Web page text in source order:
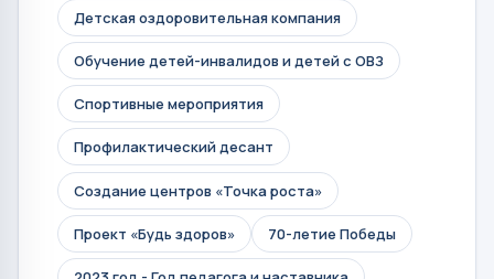
Детская оздоровительная компания
Обучение детей-инвалидов и детей с ОВЗ
Спортивные мероприятия
Профилактический десант
Создание центров «Точка роста»
Проект «Будь здоров» 70-летие Победы